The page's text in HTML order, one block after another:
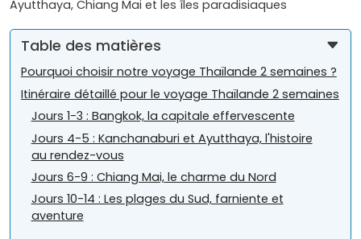
Ayutthaya, Chiang Mai et les îles paradisiaques
Table des matières
Pourquoi choisir notre voyage Thaïlande 2 semaines ?
Itinéraire détaillé pour le voyage Thaïlande 2 semaines
Jours 1-3 : Bangkok, la capitale effervescente
Jours 4-5 : Kanchanaburi et Ayutthaya, l'histoire
au rendez-vous
Jours 6-9 : Chiang Mai, le charme du Nord
Jours 10-14 : Les plages du Sud, farniente et
aventure